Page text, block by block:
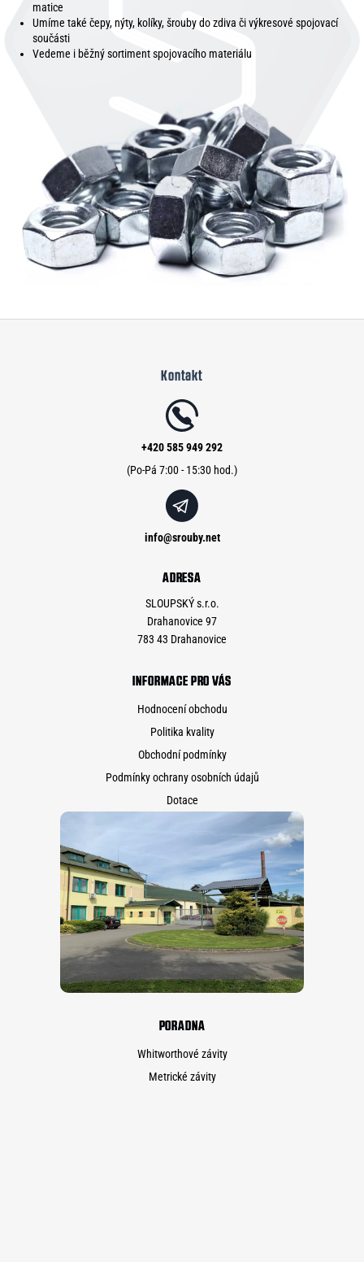
matice
Umíme také čepy, nýty, kolíky, šrouby do zdiva či výkresové spojovací
součásti
Vedeme i běžný sortiment spojovacího materiálu
Kontakt
info@srouby.net
+420 585 949 292
ADRESA
SLOUPSKÝ s.r.o.
Drahanovice 97
783 43 Drahanovice
INFORMACE PRO VÁS
Hodnocení obchodu
Politika kvality
Obchodní podmínky
Podmínky ochrany osobních údajů
Dotace
PORADNA
Whitworthové závity
Metrické závity